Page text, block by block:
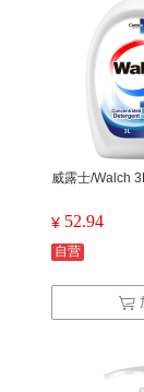
威露士/Walch
¥ 52.94
自营